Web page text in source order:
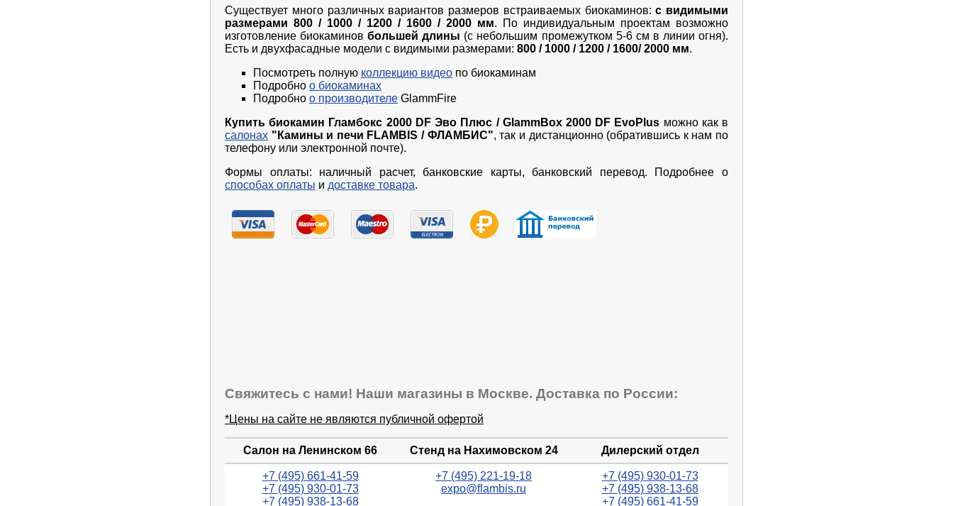
Существует много различных вариантов размеров встраиваемых биокаминов:c видимыми
размерами 800 / 1000 / 1200 / 1600 / 2000 мм. По индивидуальным проектам возможно
изготовление биокаминовбольшей длины (с небольшим промежутком 5-6 см в линии огня).
Есть и двухфасадные модели с видимыми размерами: 800 / 1000 / 1200 / 1600/ 2000 мм.
Посмотреть полную коллекцию видео по биокаминам
Подробно о биокаминах
Подробно о производителе GlammFire
Купить биокамин Гламбокс 2000 DF Эво Плюс / GlammBox 2000 DF EvoPlus можно как в
салонах "Камины и печи FLAMBIS / ФЛАМБИС", так и дистанционно (обратившись к нам по
телефону или электронной почте).
Формы оплаты: наличный расчет, банковские карты, банковский перевод. Подробнее о
способах оплаты и доставке товара.
Свяжитесь с нами! Наши магазины в Москве. Доставка по России:
*Цены на сайте не являются публичной офертой
Салон на Ленинском 66 Стенд на Нахимовском 24 Дилерский отдел
+7 (495) 661-41-59
+7 (495) 930-01-73
+7 (495) 938-13-68
+7 (495) 221-19-18
expo@flambis.ru
+7 (495) 930-01-73
+7 (495) 938-13-68
+7 (495) 661-41-59